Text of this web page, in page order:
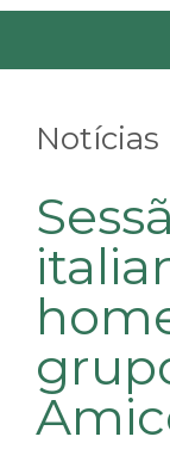
Notícias